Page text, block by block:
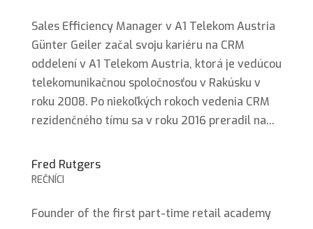
Sales Efficiency Manager v A1 Telekom Austria
Günter Geiler začal svoju kariéru na CRM
oddelení v A1 Telekom Austria, ktorá je vedúcou
telekomunikačnou spoločnosťou v Rakúsku v
roku 2008. Po niekoľkých rokoch vedenia CRM
rezidenčného tímu sa v roku 2016 preradil na...
Fred Rutgers
REČNÍCI
Founder of the first part-time retail academy